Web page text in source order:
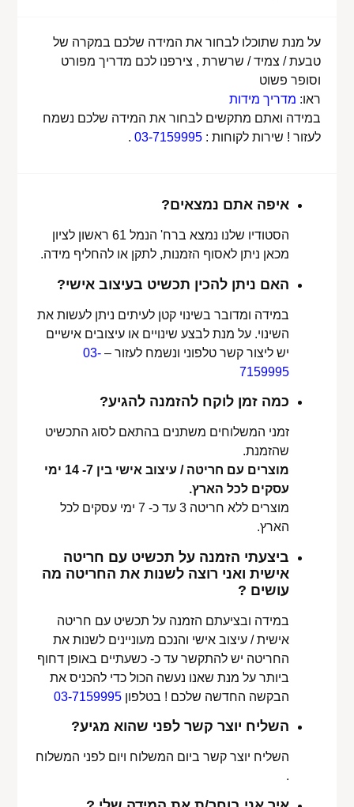
על מנת שתוכלו לבחור את המידה שלכם במקרה של
טבעת / צמיד / שרשרת , צירפנו לכם מדריך מפורט
וסופר פשוט
ראו: מדריך מידות
במידה ואתם מתקשים לבחור את המידה שלכם נשמח
לעזור ! שירות לקוחות :03-7159995
.
איפה אתם נמצאים?
הסטודיו שלנו נמצא ברח' הנמל 61 ראשון לציון
מכאן ניתן לאסוף הזמנות, לתקן או להחליף מידה.
האם ניתן להכין תכשיט בעיצוב אישי?
במידה ומדובר בשינוי קטן לעיתים ניתן לעשות את
השינוי. על מנת לבצע שינויים או עיצובים אישיים
יש ליצור קשר טלפוני ונשמח לעזור –03-
7159995
כמה זמן לוקח להזמנה להגיע?
זמני המשלוחים משתנים בהתאם לסוג התכשיט
שהזמנת.
מוצרים עם חריטה / עיצוב אישי בין 7- 14 ימי
עסקים לכל הארץ.
מוצרים ללא חריטה 3 עד כ- 7 ימי עסקים לכל
הארץ.
ביצעתי הזמנה על תכשיט עם חריטה
אישית ואני רוצה לשנות את החריטה מה
עושים ?
במידה ובציעתם הזמנה על תכשיט עם חריטה
אישית / עיצוב אישי והנכם מעוניינים לשנות את
החריטה יש להתקשר עד כ- כשעתיים באופן דחוף
ביותר על מנת שאנו נעשה הכול כדי להכניס את
הבקשה החדשה שלכם ! בטלפון03-7159995
השליח יוצר קשר לפני שהוא מגיע?
השליח יוצר קשר ביום המשלוח ויום לפני המשלוח
.